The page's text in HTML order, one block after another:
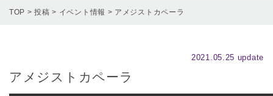
TOP >投稿 > イベント情報 > アメジストカペーラ
2021.05.25 update
アメジストカペーラ